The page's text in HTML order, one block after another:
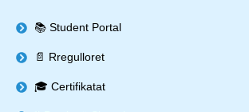
📚 Student Portal
📄 Rregulloret
🎓 Certifikatat